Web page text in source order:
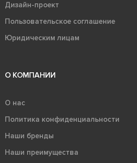
Дизайн-проект
Пользовательское соглашение
Юридическим лицам
О КОМПАНИИ
О нас
Политика конфиденциальности
Наши бренды
Наши преимущества